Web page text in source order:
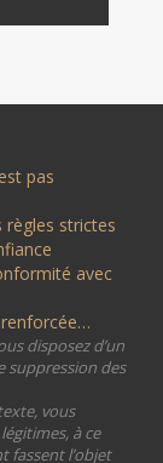
pas
strictes
avec
disposez d’un
suppression des
vous
à ce
fassent l’objet